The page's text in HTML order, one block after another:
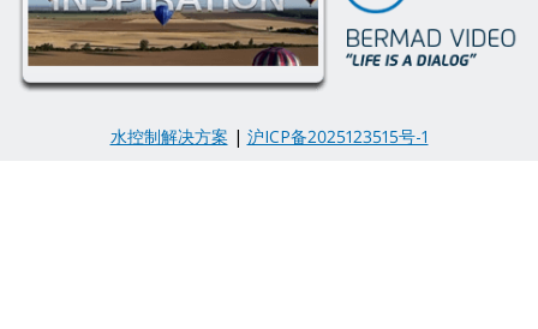
水控制解决方案 | 沪ICP备2025123515号-1